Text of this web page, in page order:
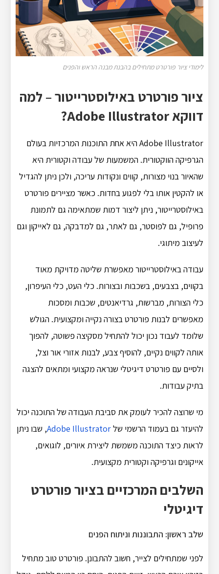
לימודי ציור פורטרט מתחילים בהבנת מבנה הראש והפנים
ציור פורטרט באילוסטרייטור – למה
דווקא Adobe Illustrator?
Adobe Illustrator היא אחת התוכנות המרכזיות בעולם
הגרפיקה הווקטורית. המשמעות של עבודה וקטורית היא
שהאיור בנוי מצורות, קווים ונקודות עריכה, ולכן ניתן להגדיל
או להקטין אותו בלי לפגוע בחדות. כאשר מציירים פורטרט
באילוסטרייטור, ניתן ליצור דמות שמתאימה גם לתמונת
פרופיל, גם לפוסטר, גם לאתר, גם למדבקה, גם לאייקון וגם
לעיצוב מיתוגי.
עבודה באילוסטרייטור מאפשרת שליטה מדויקת מאוד
בקווים, בצבעים, בשכבות ובצורות. כלי העט, כלי העיפרון,
כלי הצורות, מברשות, גרדיאנטים, שכבות ומסכות
מאפשרים לבנות פורטרט בצורה נקייה ומקצועית. הגולש
שלומד לעבוד נכון יכול להתחיל מסקיצה פשוטה, להפוך
אותה לקווים נקיים, להוסיף צבע, לבנות אזורי אור וצל,
ולסיים עם פורטרט דיגיטלי שנראה מקצועי ומתאים להצגה
בתיק עבודות.
מי שרוצה להכיר לעומק את סביבת העבודה של התוכנה יכול
להיעזר גם בעמוד הרשמי שלAdobe Illustrator, שבו ניתן
לראות כיצד התוכנה משמשת ליצירת איורים, לוגואים,
אייקונים וגרפיקה וקטורית מקצועית.
השלבים המרכזיים בציור פורטרט
דיגיטלי
שלב ראשון: התבוננות וניתוח הפנים
לפני שמתחילים לצייר, חשוב להתבונן. פורטרט טוב מתחיל